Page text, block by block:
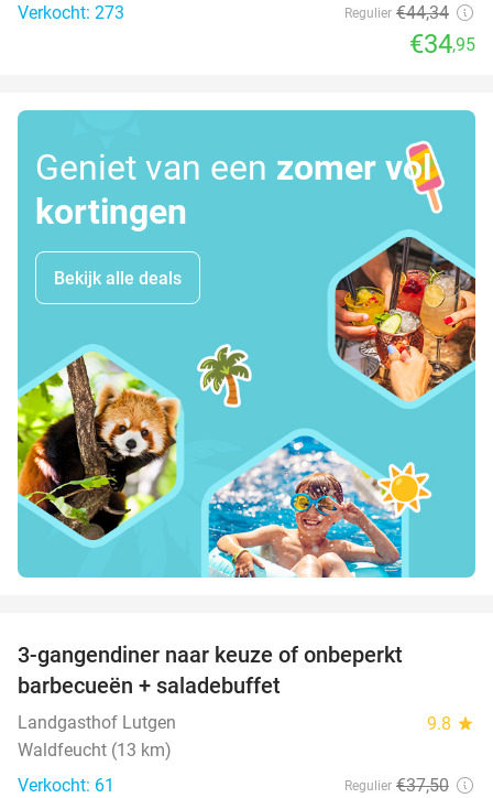
Verkocht: 273
Regulier €44,34
€34,95
Geniet van een zomer vol
kortingen
Bekijk alle deals
3-gangendiner naar keuze of onbeperkt
barbecueën + saladebuffet
Landgasthof Lutgen 9.8 star
Waldfeucht (13 km)
Verkocht: 61
Regulier €37,50